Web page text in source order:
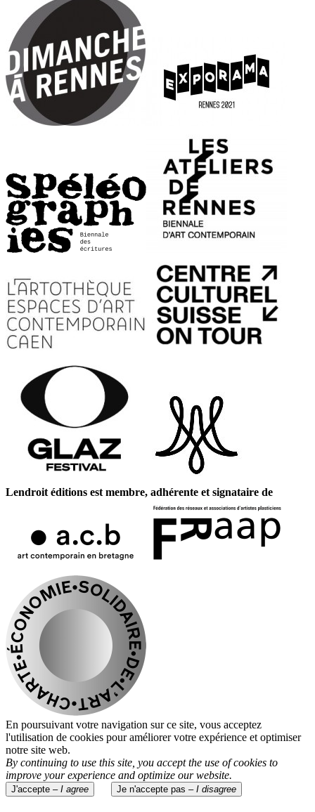
Lendroit éditions est membre, adhérente et signataire de
En poursuivant votre navigation sur ce site, vous acceptez
l'utilisation de cookies pour améliorer votre expérience et optimiser
notre site web.
By continuing to use this site, you accept the use of cookies to
improve your experience and optimize our website.
J'accepte – I agree Je n'accepte pas – I disagree